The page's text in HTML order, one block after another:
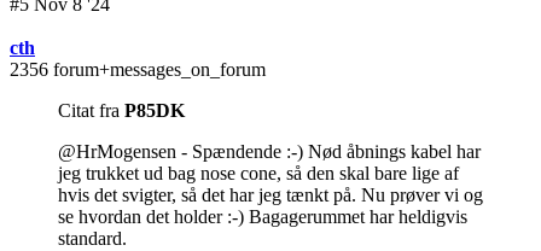
#5 Nov 8 '24
cth
2356 forum+messages_on_forum
Citat fra P85DK
@HrMogensen - Spændende :-) Nød åbnings kabel har
jeg trukket ud bag nose cone, så den skal bare lige af
hvis det svigter, så det har jeg tænkt på. Nu prøver vi og
se hvordan det holder :-) Bagagerummet har heldigvis
standard.